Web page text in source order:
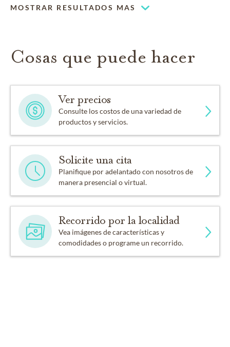
MOSTRAR RESULTADOS MAS
Cosas que puede hacer
Ver precios
Consulte los costos de una variedad de
productos y servicios.
Solicite una cita
Planifique por adelantado con nosotros de
manera presencial o virtual.
Recorrido por la localidad
Vea imágenes de características y
comodidades o programe un recorrido.